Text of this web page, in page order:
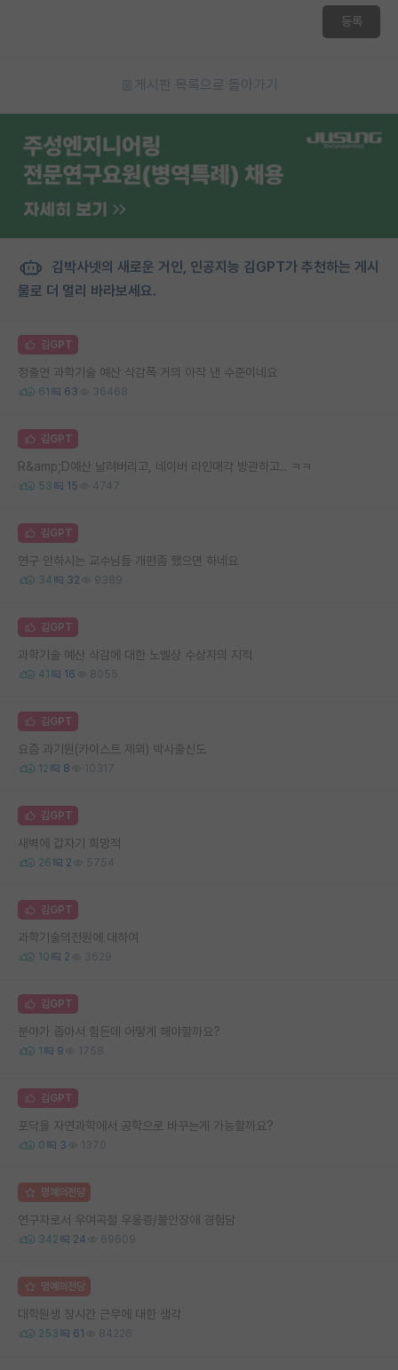
등록
게시판 목록으로 돌아가기
김박사넷의 새로운 거인, 인공지능 김GPT가 추천하는 게시
물로 더 멀리 바라보세요.
김GPT
정출연 과학기술 예산 삭감폭 거의 아작 낸 수준이네요
61 63 36468
김GPT
R&amp;D예산 날려버리고, 네이버 라인매각 방관하고.. ㅋㅋ
53 15 4747
김GPT
연구 안하시는 교수님들 개편좀 했으면 하네요
34 32 9389
김GPT
과학기술 예산 삭감에 대한 노벨상 수상자의 지적
41 16 8055
김GPT
요즘 과기원(카이스트 제외) 박사출신도
12 8 10317
김GPT
새벽에 갑자기 희망적
26 2 5754
김GPT
과학기술의전원에 대하여
10 2 3629
김GPT
분야가 좁아서 힘든데 어떻게 해야할까요?
1 9 1758
김GPT
포닥을 자연과학에서 공학으로 바꾸는게 가능할까요?
0 3 1370
명예의전당
연구자로서 우여곡절 우울증/불안장애 경험담
342 24 69609
명예의전당
대학원생 장시간 근무에 대한 생각
253 61 84226